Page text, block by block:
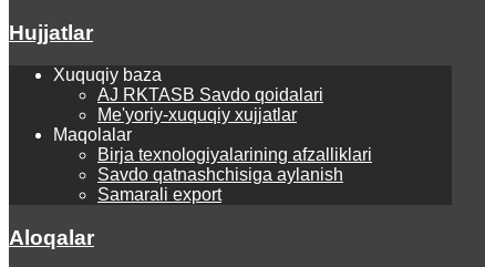
Hujjatlar
Xuquqiy baza
AJ RKTASB Savdo qoidalari
Me'yoriy-xuquqiy xujjatlar
Maqolalar
Birja texnologiyalarining afzalliklari
Savdo qatnashchisiga aylanish
Samarali export
Aloqalar